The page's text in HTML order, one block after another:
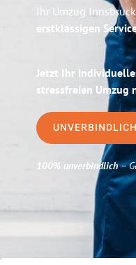
Ihr Umzug
erstklassigen
Jetzt Ihr
stressfreien Umzug
100% unverbindlich–